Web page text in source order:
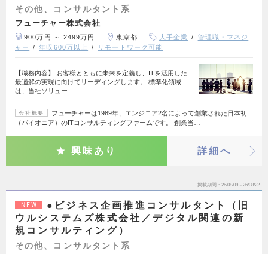
その他、コンサルタント系
フューチャー株式会社
900万円 ～ 2499万円 東京都 大手企業
管理職・マネジ
ャー
年収600万以上 リモートワーク可能
【職務内容】 お客様とともに未来を定義し、ITを活用した
最適解の実現に向けてリーディングします。 標準化領域
は、当社ソリュー…
会社概要
フューチャーは1989年、エンジニア2名によって創業された日本初
（パイオニア）のITコンサルティングファームです。 創業当…
興味あり 詳細へ
掲載期間 26/08/09～26/08/22
NEW
●ビジネス企画推進コンサルタント（旧
ウルシステムズ株式会社／デジタル関連の新
規コンサルティング）
その他、コンサルタント系